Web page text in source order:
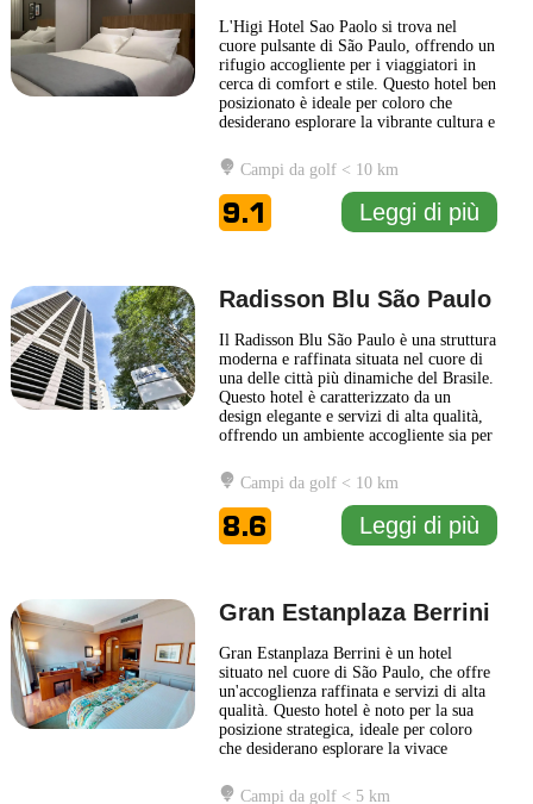
L'Higi Hotel Sao Paolo si trova nel
cuore pulsante di São Paulo, offrendo un
rifugio accogliente per i viaggiatori in
cerca di comfort e stile. Questo hotel ben
posizionato è ideale per coloro che
desiderano esplorare la vibrante cultura e
possono aspettarsi stanze eleganti e
modernamente arredate, dotate di tutti i
comfort necessari per un soggiorno
piacevole. L'atmosfera... Leggi di più
Campi da golf < 10 km
9.1 Leggi di più
Radisson Blu São Paulo
Il Radisson Blu São Paulo è una struttura
moderna e raffinata situata nel cuore di
una delle città più dinamiche del Brasile.
Questo hotel è caratterizzato da un
design elegante e servizi di alta qualità,
offrendo un ambiente accogliente sia per
ospiti possono godere di camere spaziose
e ben arredate, dotate di comfort
moderni per garantire un soggiorno
...
Leggi di più
Campi da golf < 10 km
8.6 Leggi di più
Gran Estanplaza Berrini
Gran Estanplaza Berrini è un hotel
situato nel cuore di São Paulo, che offre
un'accoglienza raffinata e servizi di alta
qualità. Questo hotel è noto per la sua
posizione strategica, ideale per coloro
che desiderano esplorare la vivace
ospiti possono facilmente accedere a
Campi da golf < 5 km